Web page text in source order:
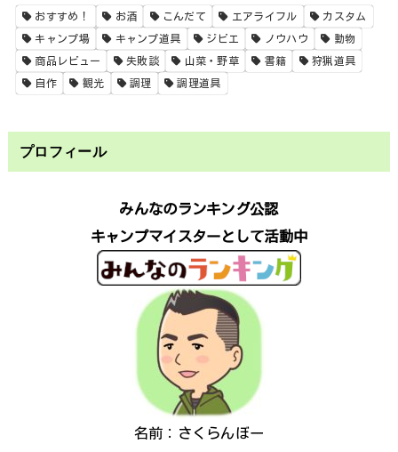
おすすめ！ お酒 こんだて エアライフル カスタム
キャンプ場 キャンプ道具 ジビエ ノウハウ 動物
商品レビュー 失敗談 山菜・野草 書籍 狩猟道具
自作 観光 調理 調理道具
プロフィール
みんなのランキング公認
キャンプマイスターとして活動中
名前：さくらんぼー